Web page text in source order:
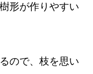
形が作りやすい
ので、枝を思い